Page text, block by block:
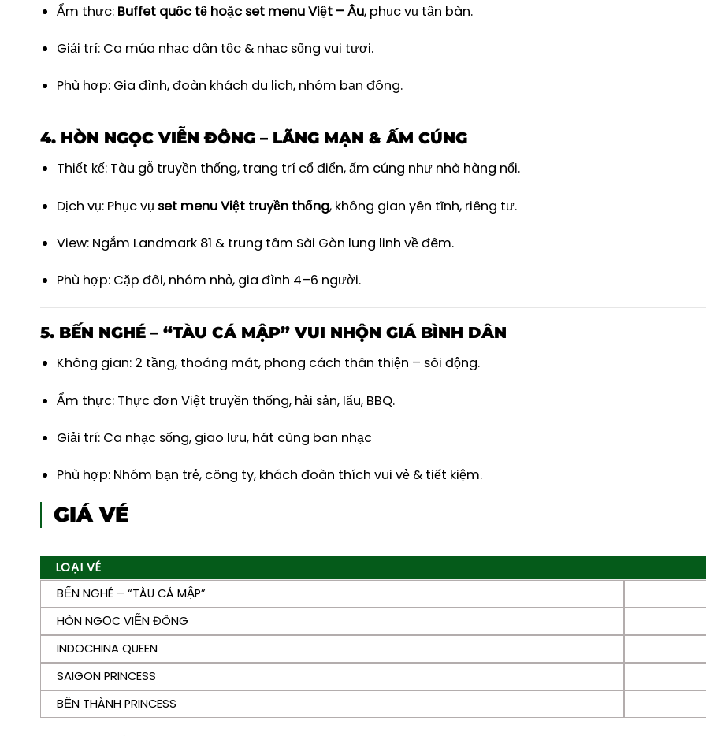
Ẩm thực: Buffet quốc tế hoặc set menu Việt – Âu, phục vụ tận bàn.
Giải trí: Ca múa nhạc dân tộc & nhạc sống vui tươi.
Phù hợp: Gia đình, đoàn khách du lịch, nhóm bạn đông.
4. HÒN NGỌC VIỄN ĐÔNG – LÃNG MẠN & ẤM CÚNG
Thiết kế: Tàu gỗ truyền thống, trang trí cổ điển, ấm cúng như nhà hàng nổi.
Dịch vụ: Phục vụ set menu Việt truyền thống, không gian yên tĩnh, riêng tư.
View: Ngắm Landmark 81 & trung tâm Sài Gòn lung linh về đêm.
Phù hợp: Cặp đôi, nhóm nhỏ, gia đình 4–6 người.
5. BẾN NGHÉ – “TÀU CÁ MẬP” VUI NHỘN GIÁ BÌNH DÂN
Không gian: 2 tầng, thoáng mát, phong cách thân thiện – sôi động.
Ẩm thực: Thực đơn Việt truyền thống, hải sản, lẩu, BBQ.
Giải trí: Ca nhạc sống, giao lưu, hát cùng ban nhạc
Phù hợp: Nhóm bạn trẻ, công ty, khách đoàn thích vui vẻ & tiết kiệm.
GIÁ VÉ
LOẠI VÉ
BẾN NGHÉ – “TÀU CÁ MẬP”
HÒN NGỌC VIỄN ĐÔNG
INDOCHINA QUEEN
SAIGON PRINCESS
BẾN THÀNH PRINCESS